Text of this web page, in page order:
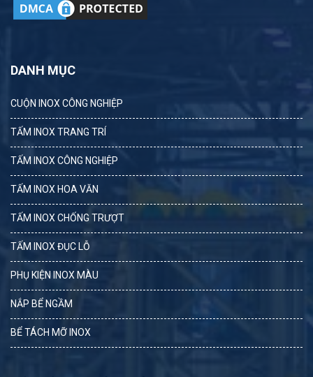
DANH MỤC
CUỘN INOX CÔNG NGHIỆP
TẤM INOX TRANG TRÍ
TẤM INOX CÔNG NGHIỆP
TẤM INOX HOA VĂN
TẤM INOX CHỐNG TRƯỢT
TẤM INOX ĐỤC LỖ
PHỤ KIỆN INOX MÀU
NẮP BỂ NGẦM
BỂ TÁCH MỠ INOX